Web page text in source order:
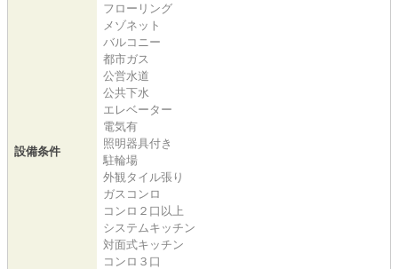
設備条件
フローリング
メゾネット
バルコニー
都市ガス
公営水道
公共下水
エレベーター
電気有
照明器具付き
駐輪場
外観タイル張り
ガスコンロ
コンロ２口以上
システムキッチン
対面式キッチン
コンロ３口